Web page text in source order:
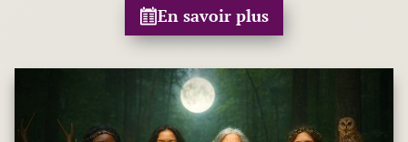
En savoir plus